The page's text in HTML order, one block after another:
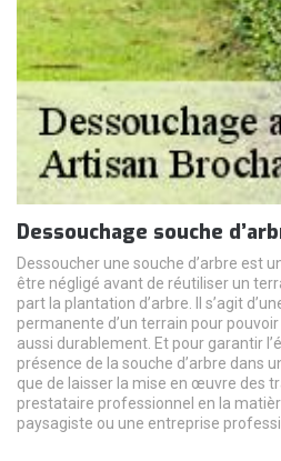
Dessouchage souche
Dessoucher une souche d’arbre est
être négligé avant de réutiliser un
part la plantation d’arbre. Il s’agit
permanente d’un terrain pour
aussi durablement. Et pour garantir
présence de la souche d’arbre dans
que de laisser la mise en œuvre des
prestataire professionnel en la
paysagiste ou une entreprise